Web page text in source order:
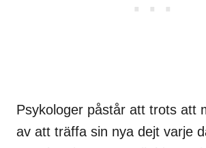
Psykologer påstår att trots att
av att träffa sin nya dejt varje